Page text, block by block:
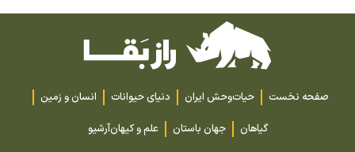
صفحه نخست حیات‌وحش ایران دنیای حیوانات
انسان و زمین
گیاهان
جهان باستان علم و کیهانآرشیو